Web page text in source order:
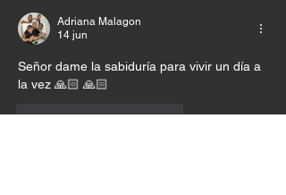
Adriana Malagon
14 jun
Señor dame la sabiduría para vivir un día a
la vez 🙏🏻 🙏🏻
Me gusta Reaccionar